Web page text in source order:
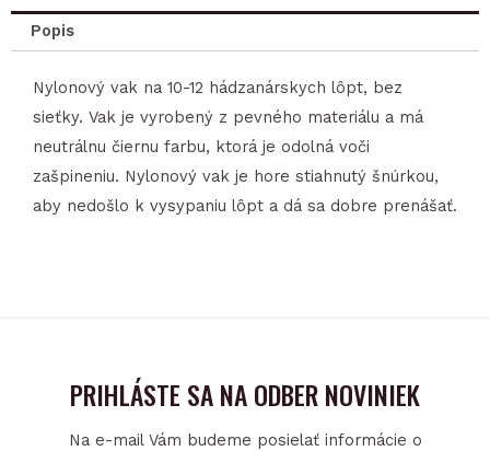
Select
Handball
bag
Select
10-
12
balls
Popis
Nylonový vak na 10-12 hádzanárskych lôpt, bez
sieťky. Vak je vyrobený z pevného materiálu a má
neutrálnu čiernu farbu, ktorá je odolná voči
zašpineniu. Nylonový vak je hore stiahnutý šnúrkou,
aby nedošlo k vysypaniu lôpt a dá sa dobre prenášať.
PRIHLÁSTE SA NA ODBER NOVINIEK
Na e-mail Vám budeme posielať informácie o